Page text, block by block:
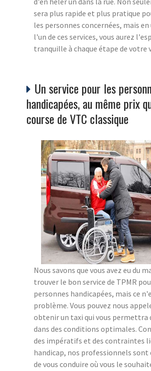
sera plus rapide et plus pratique
les personnes concernées, mais
l'un de ces services, vous aurez
tranquille à chaque étape de votre
Un service pour les
handicapées, au même prix
course de VTC classique
Nous savons que vous avez eu du
trouver le bon service de TPMR
personnes handicapées, mais ce
problème. Vous pouvez nous
obtenir un taxi qui vous permettra
dans des conditions optimales.
des impératifs et des contraintes
handicap, nos professionnels sont
de vous conduire où vous le